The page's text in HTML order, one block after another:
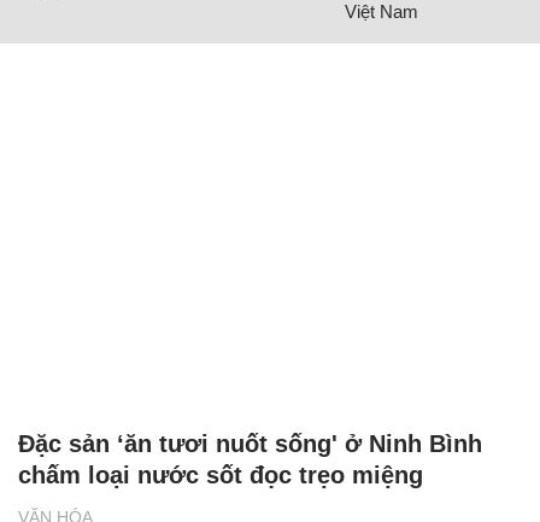
Việt Nam
VĂN HÓA
Đặc sản ‘ăn tươi nuốt sống' ở Ninh Bình
chấm loại nước sốt đọc trẹo miệng